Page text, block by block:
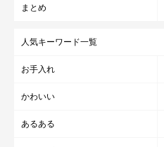
まとめ
人気キーワード一覧
お手入れ
かわいい
あるある